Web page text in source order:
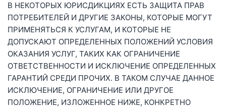
В НЕКОТОРЫХ ЮРИСДИКЦИЯХ ЕСТЬ ЗАЩИТА ПРАВ
ПОТРЕБИТЕЛЕЙ И ДРУГИЕ ЗАКОНЫ, КОТОРЫЕ МОГУТ
ПРИМЕНЯТЬСЯ К УСЛУГАМ, И КОТОРЫЕ НЕ
ДОПУСКАЮТ ОПРЕДЕЛЕННЫХ ПОЛОЖЕНИЙ УСЛОВИЯ
ОКАЗАНИЯ УСЛУГ, ТАКИХ КАК ОГРАНИЧЕНИЕ
ОТВЕТСТВЕННОСТИ И ИСКЛЮЧЕНИЕ ОПРЕДЕЛЕННЫХ
ГАРАНТИЙ СРЕДИ ПРОЧИХ. В ТАКОМ СЛУЧАЕ ДАННОЕ
ИСКЛЮЧЕНИЕ, ОГРАНИЧЕНИЕ ИЛИ ДРУГОЕ
ПОЛОЖЕНИЕ, ИЗЛОЖЕННОЕ НИЖЕ, КОНКРЕТНО